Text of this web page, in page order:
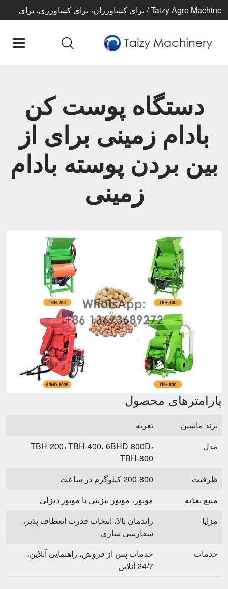
Taizy Agro Machine / برای کشاورزان، برای کشاورزی، برای
دستگاه پوست کن
بادام زمینی برای از
بین بردن پوسته بادام
زمینی
پارامترهای محصول
برند ماشین
تعزیه
مدل
TBH-200، TBH-400، 6BHD-800D،
TBH-800
ظرفیت
200-800 کیلوگرم در ساعت
منبع تغذیه
موتور، موتور بنزینی یا موتور دیزلی
مزایا
راندمان بالا، انتخاب قدرت انعطاف پذیر،
سفارشی سازی
خدمات
خدمات پس از فروش، راهنمایی آنلاین،
24/7 آنلاین